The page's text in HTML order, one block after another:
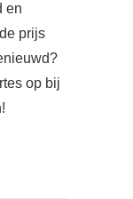
en
prijs
op bij